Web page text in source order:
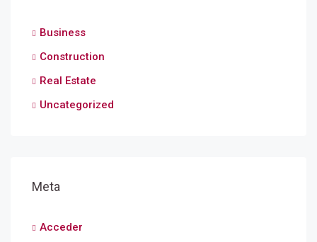
Business
Construction
Real Estate
Uncategorized
Meta
Acceder